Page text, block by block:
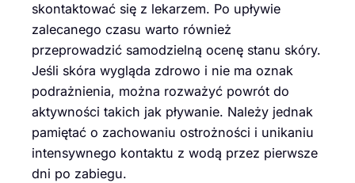
skontaktować się z lekarzem. Po upływie
zalecanego czasu warto również
przeprowadzić samodzielną ocenę stanu skóry.
Jeśli skóra wygląda zdrowo i nie ma oznak
podrażnienia, można rozważyć powrót do
aktywności takich jak pływanie. Należy jednak
pamiętać o zachowaniu ostrożności i unikaniu
intensywnego kontaktu z wodą przez pierwsze
dni po zabiegu.